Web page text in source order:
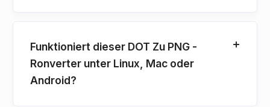
Funktioniert dieser DOT Zu PNG -
Ronverter unter Linux, Mac oder
Android?